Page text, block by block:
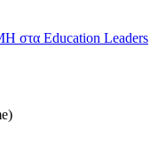
στα Education Leaders